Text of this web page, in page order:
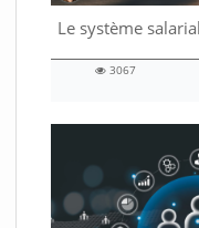
06:26 duration
3067